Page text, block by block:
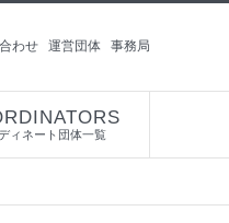
わせ 運営団体 事務局
ィネート団体一覧